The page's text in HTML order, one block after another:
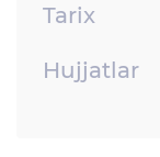
Tarix
Hujjatlar